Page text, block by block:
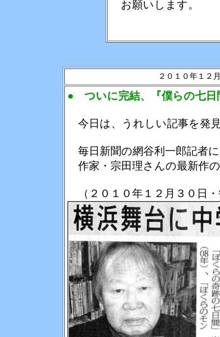
お願いします。
２０１０年１２
● ついに完結、『僕らの七日
今日は、うれしい記事を発
毎日新聞の網谷利一郎記者
作家・宗田理さんの最新作
（２０１０年１２月３０日